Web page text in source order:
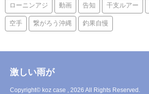
ローニンアジ 動画 告知 干支ルアー
空手 繋がろう沖縄 釣果自慢
激しい雨が
Copyright© koz case , 2026 All Rights Reserved.